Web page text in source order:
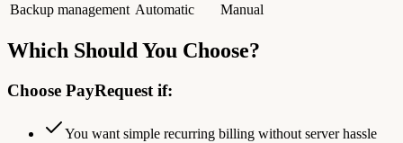
Backup management Automatic Manual
Which Should You Choose?
Choose PayRequest if:
You want simple recurring billing without server hassle